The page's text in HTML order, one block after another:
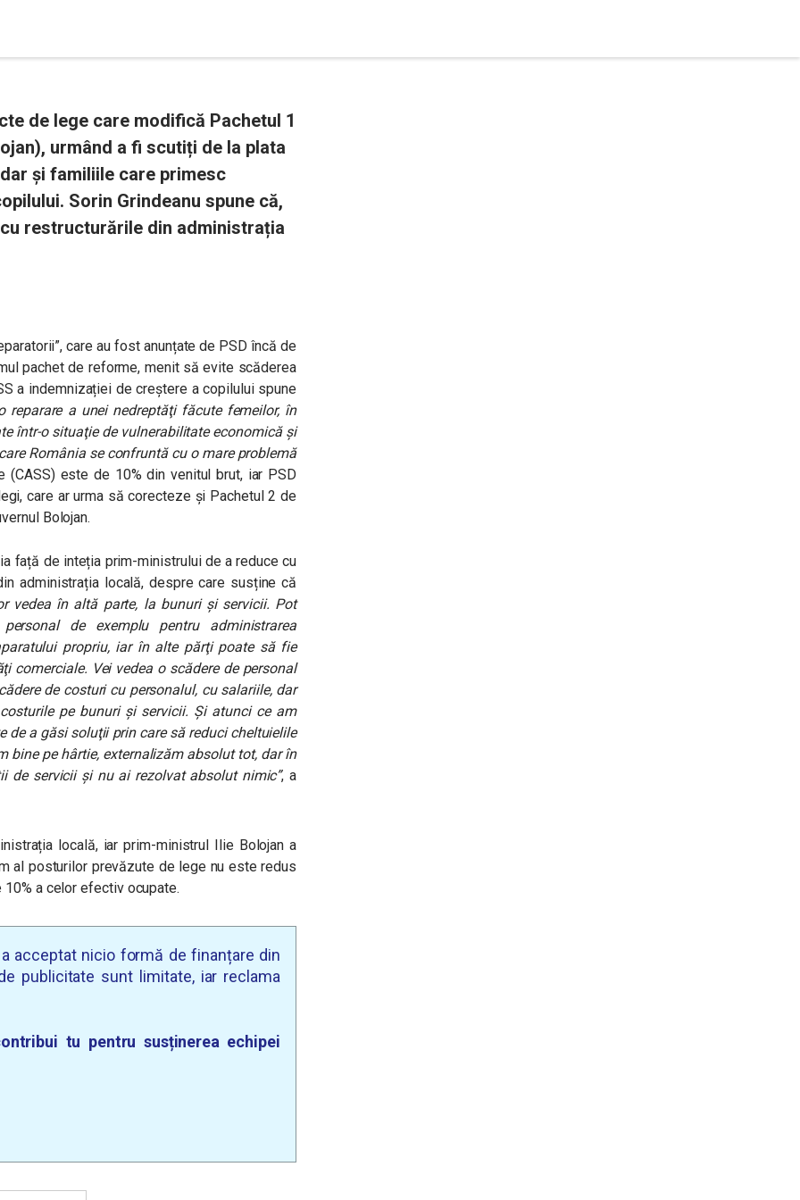
de lege care modifică Pachetul 1
urmând a fi scutiți de la plata
și familiile care primesc
Sorin Grindeanu spune că,
restructurările din administrația
care au fost anunțate de PSD încă de
pachet de reforme, menit să evite scăderea
a indemnizației de creștere a copilului spune
reparare a unei nedreptăţi făcute femeilor, în
într-o situaţie de vulnerabilitate economică şi
România se confruntă cu o mare problemă
(CASS) este de 10% din venitul brut, iar PSD
care ar urma să corecteze și Pachetul 2 de
Bolojan.
față de inteția prim-ministrului de a reduce cu
administrația locală, despre care susține că
vedea în altă parte, la bunuri şi servicii. Pot
de exemplu pentru administrarea
propriu, iar în alte părţi poate să fie
comerciale. Vei vedea o scădere de personal
de costuri cu personalul, cu salariile, dar
pe bunuri şi servicii. Şi atunci ce am
de a găsi soluţii prin care să reduci cheltuielile
bine pe hârtie, externalizăm absolut tot, dar în
de servicii şi nu ai rezolvat absolut nimic”, a
locală, iar prim-ministrul Ilie Bolojan a
al posturilor prevăzute de lege nu este redus
10% a celor efectiv ocupate.
acceptat nicio formă de finanțare din
publicitate sunt limitate, iar reclama
tu pentru susținerea echipei